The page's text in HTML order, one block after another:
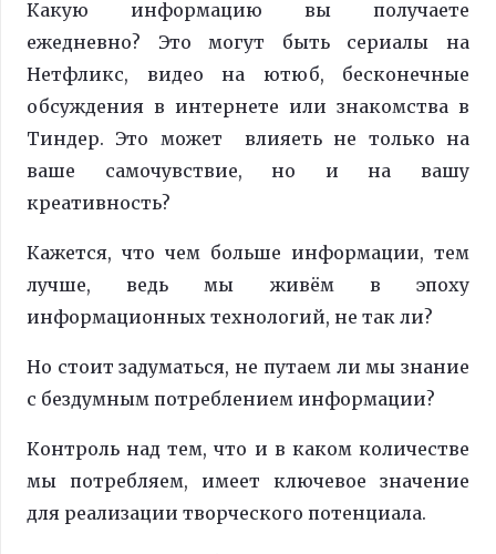
Какую информацию вы получаете
ежедневно? Это могут быть сериалы на
Нетфликс, видео на ютюб, бесконечные
обсуждения в интернете или знакомства в
Тиндер. Это может влияеть не только на
ваше самочувствие, но и на вашу
креативность?
Кажется, что чем больше информации, тем
лучше, ведь мы живём в эпоху
информационных технологий, не так ли?
Но стоит задуматься, не путаем ли мы знание
с бездумным потреблением информации?
Контроль над тем, что и в каком количестве
мы потребляем, имеет ключевое значение
для реализации творческого потенциала.